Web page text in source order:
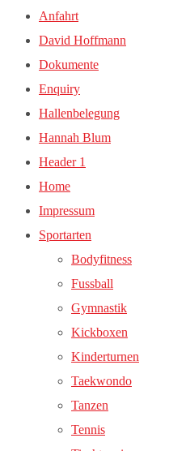
Anfahrt
David Hoffmann
Dokumente
Enquiry
Hallenbelegung
Hannah Blum
Header 1
Home
Impressum
Sportarten
Bodyfitness
Fussball
Gymnastik
Kickboxen
Kinderturnen
Taekwondo
Tanzen
Tennis